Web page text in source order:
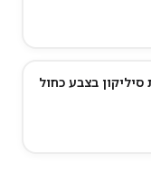
סיליקון בצבע כחול